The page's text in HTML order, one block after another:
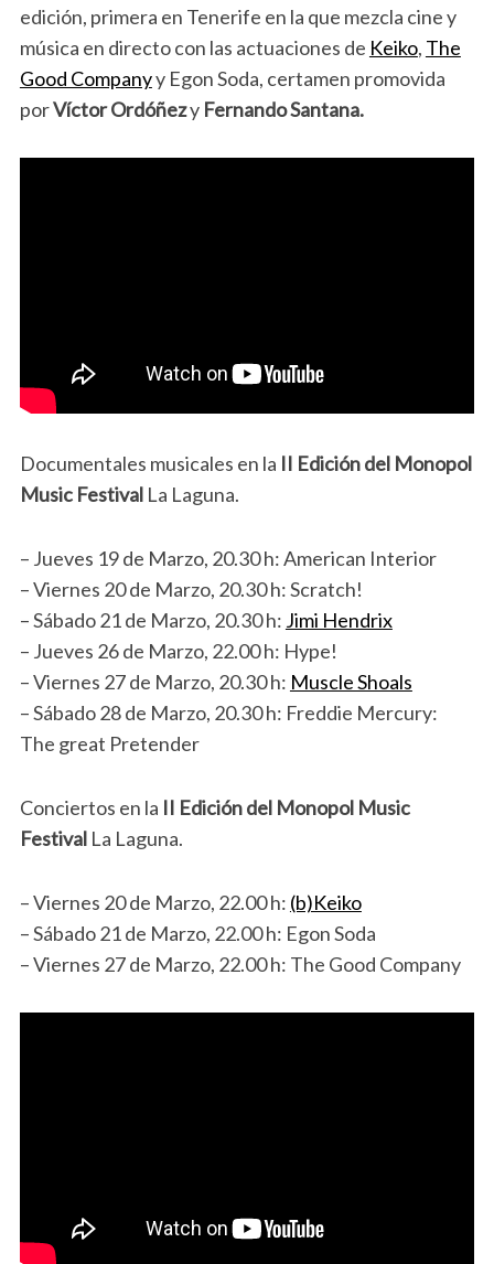
edición, primera en Tenerife en la que mezcla cine y
música en directo con las actuaciones de Keiko, The
Good Companyy Egon Soda, certamen promovida
porVíctor Ordóñezy Fernando Santana.
Documentales musicales en la II Edición del Monopol
Music FestivalLa Laguna.
– Jueves 19 de Marzo, 20.30 h: American Interior
– Viernes 20 de Marzo, 20.30 h: Scratch!
– Sábado 21 de Marzo, 20.30 h: Jimi Hendrix
– Jueves 26 de Marzo, 22.00 h: Hype!
– Viernes 27 de Marzo, 20.30 h: Muscle Shoals
– Sábado 28 de Marzo, 20.30 h: Freddie Mercury:
The great Pretender
Conciertos en la II Edición del Monopol Music
FestivalLa Laguna.
– Viernes 20 de Marzo, 22.00 h: (b)Keiko
– Sábado 21 de Marzo, 22.00 h: Egon Soda
– Viernes 27 de Marzo, 22.00 h: The Good Company